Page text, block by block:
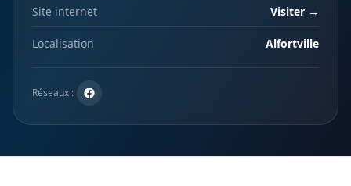
Site internet Visiter →
Localisation Alfortville
Réseaux :